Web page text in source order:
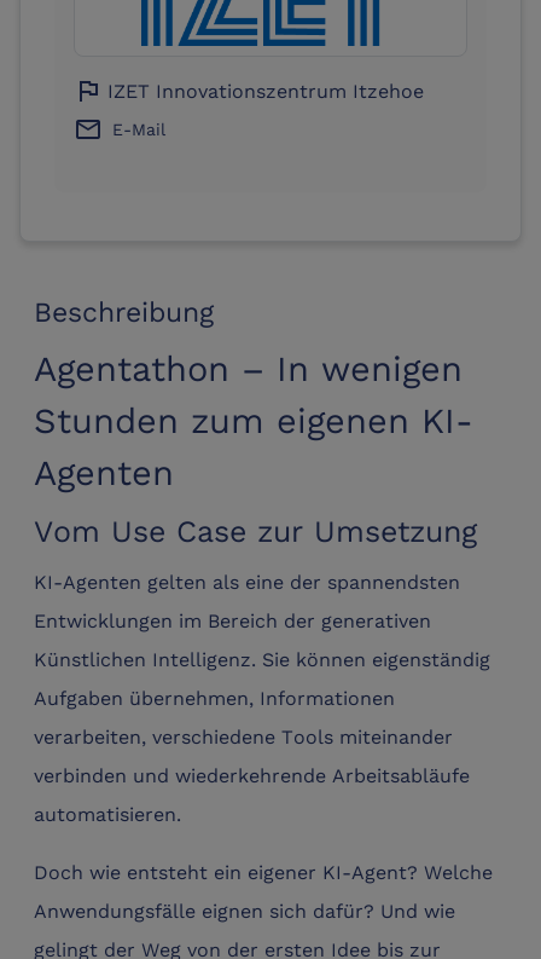
Beschreibung
Agentathon – In wenigen
Stunden zum eigenen KI-
Agenten
Vom Use Case zur Umsetzung
KI-Agenten gelten als eine der spannendsten
Entwicklungen im Bereich der generativen
Künstlichen Intelligenz. Sie können eigenständig
Aufgaben übernehmen, Informationen
verarbeiten, verschiedene Tools miteinander
verbinden und wiederkehrende Arbeitsabläufe
automatisieren.
Doch wie entsteht ein eigener KI-Agent? Welche
Anwendungsfälle eignen sich dafür? Und wie
gelingt der Weg von der ersten Idee bis zur
flag IZET Innovationszentrum Itzehoe
email E-Mail